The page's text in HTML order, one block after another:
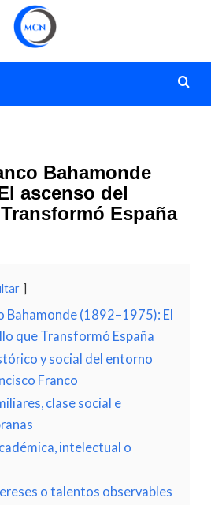
Bahamonde
ascenso del
España
Bahamonde (1892–1975): El
que Transformó España
y social del entorno
Franco
clase social e
intelectual o
o talentos observables